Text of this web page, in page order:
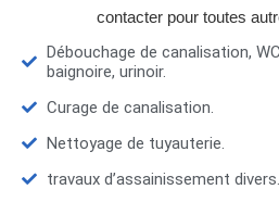
contacter pour toutes
Débouchage de canalisation,
baignoire, urinoir.
Curage de canalisation.
Nettoyage de tuyauterie.
travaux d’assainissement divers.